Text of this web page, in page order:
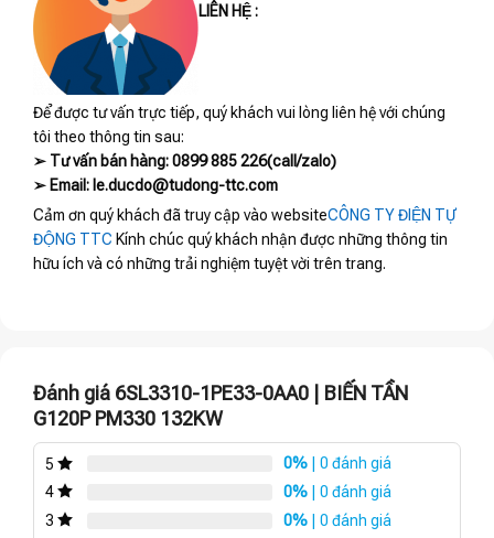
LIÊN HỆ :
Để được tư vấn trực tiếp, quý khách vui lòng liên hệ với chúng
tôi theo thông tin sau:
➢ Tư vấn bán hàng: 0899 885 226(call/zalo)
➢ Email: le.ducdo@tudong-ttc.com
Cảm ơn quý khách đã truy cập vào websiteCÔNG TY ĐIỆN TỰ
ĐỘNG TTC Kính chúc quý khách nhận được những thông tin
hữu ích và có những trải nghiệm tuyệt vời trên trang.
Đánh giá 6SL3310-1PE33-0AA0 | BIẾN TẦN
G120P PM330 132KW
5 0% | 0 đánh giá
4
0% | 0 đánh giá
3
0% | 0 đánh giá